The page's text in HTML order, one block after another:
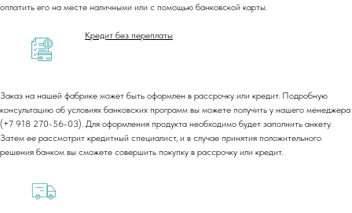
оплатить его на месте наличными или с помощью банковской карты.
Кредит без переплаты
Заказ на нашей фабрике может быть оформлен в рассрочку или кредит. Подробную
консультацию об условиях банковских программ вы можете получить у нашего менеджера
(+7 918 270-56-03). Для оформления продукта необходимо будет заполнить анкету.
Затем ее рассмотрит кредитный специалист, и в случае принятия положительного
решения банком вы сможете совершить покупку в рассрочку или кредит.
ООО «Малакка